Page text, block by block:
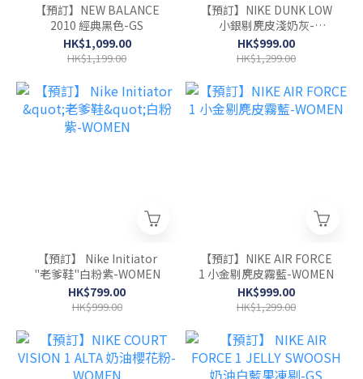
【預訂】NEW BALANCE
2010 經典黑色-GS
HK$1,099.00
HK$1,199.00
【預訂】NIKE DUNK LOW
小銀剔麂皮淺奶灰-
WOMEN
HK$999.00
HK$1,299.00
【預訂】 Nike Initiator
"老爹鞋"白粉紫-WOMEN
HK$799.00
HK$999.00
【預訂】NIKE AIR FORCE
1 小金剔麂皮霧藍-WOMEN
HK$999.00
HK$1,299.00